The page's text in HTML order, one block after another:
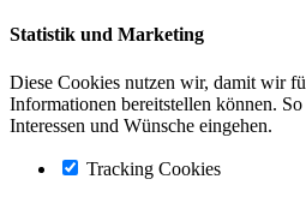
Statistik und Marketing
Diese Cookies nutzen wir, damit wir
Informationen bereitstellen können.
Interessen und Wünsche eingehen.
Tracking Cookies